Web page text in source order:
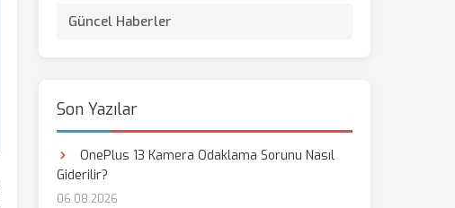
Güncel Haberler
Son Yazılar
OnePlus 13 Kamera Odaklama Sorunu Nasıl
Giderilir?
06.08.2026